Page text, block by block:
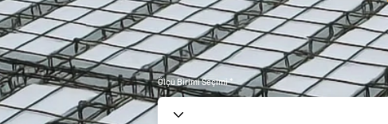
Ölçü Birimi Seçimi